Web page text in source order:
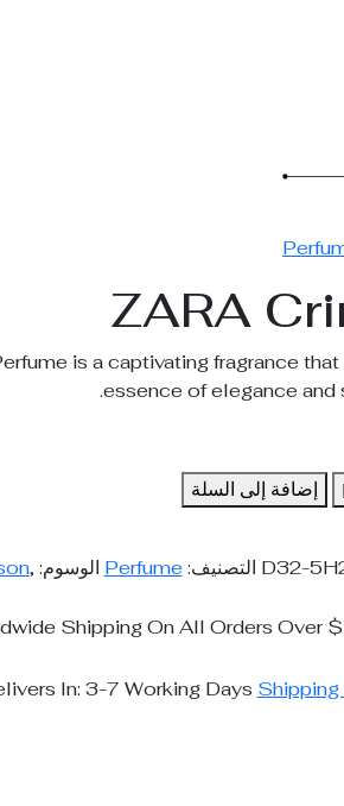
ZARA
is a captivating fragrance
essence of elegance and
إضافة إلى السلة
D32- التصنيف:Perfume الوسوم: ,
In: 3-7 Working Days Shipping